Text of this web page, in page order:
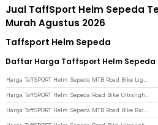
Jual TaffSport Helm Sepeda
Murah Agustus 2026
Taffsport Helm Sepeda
Daftar Harga Taffsport Helm Sepeda